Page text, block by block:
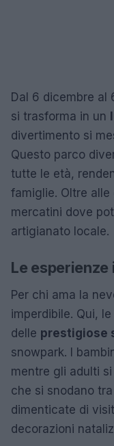
Dal 6 dicembre al
si trasforma in un
divertimento si
Questo parco
tutte le età,
famiglie. Oltre
mercatini dove
artigianato locale.
Le
Per chi ama la
imperdibile. Qui,
delle prestigiose
snowpark. I
mentre gli adulti
che si snodano
dimenticate di
decorazioni